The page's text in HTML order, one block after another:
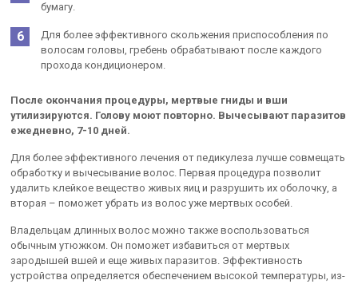
бумагу.
Для более эффективного скольжения приспособления по
волосам головы, гребень обрабатывают после каждого
прохода кондиционером.
После окончания процедуры, мертвые гниды и вши
утилизируются. Голову моют повторно. Вычесывают паразитов
ежедневно, 7-10 дней.
Для более эффективного лечения от педикулеза лучше совмещать
обработку и вычесывание волос. Первая процедура позволит
удалить клейкое вещество живых яиц и разрушить их оболочку, а
вторая – поможет убрать из волос уже мертвых особей.
Владельцам длинных волос можно также воспользоваться
обычным утюжком. Он поможет избавиться от мертвых
зародышей вшей и еще живых паразитов. Эффективность
устройства определяется обеспечением высокой температуры, из-